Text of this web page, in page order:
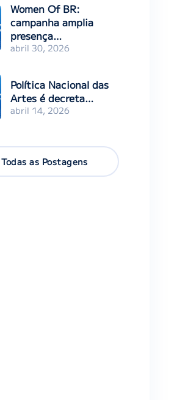
Women Of BR:
campanha amplia
presença…
abril 30, 2026
Política Nacional das
Artes é decreta…
abril 14, 2026
Todas as Postagens